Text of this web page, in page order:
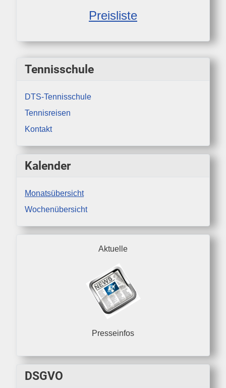
Tennisschule
DTS-Tennisschule
Tennisreisen
Kontakt
Kalender
Monatsübersicht
Wochenübersicht
Aktuelle
Presseinfos
DSGVO
Preisliste